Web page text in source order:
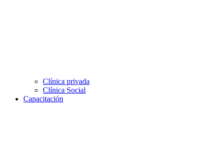
Clínica privada
Clínica Social
Capacitación